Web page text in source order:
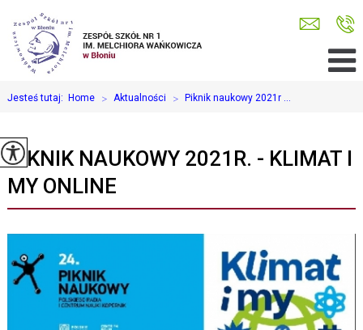
Jesteś tutaj: Home > Aktualności > Piknik naukowy 2021r ...
PIKNIK NAUKOWY 2021R. - KLIMAT I
MY ONLINE